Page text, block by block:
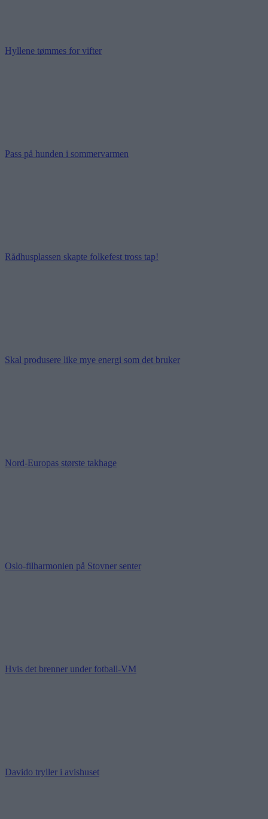
Hyllene tømmes for vifter
Pass på hunden i sommervarmen
Rådhusplassen skapte folkefest tross tap!
Skal produsere like mye energi som det bruker
Nord-Europas største takhage
Oslo-filharmonien på Stovner senter
Hvis det brenner under fotball-VM
Davido tryller i avishuset